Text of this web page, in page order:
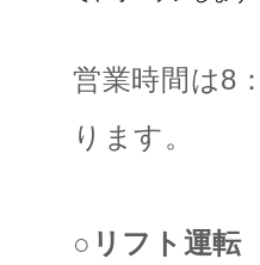
営業時間は8
ります。
○リフト運転